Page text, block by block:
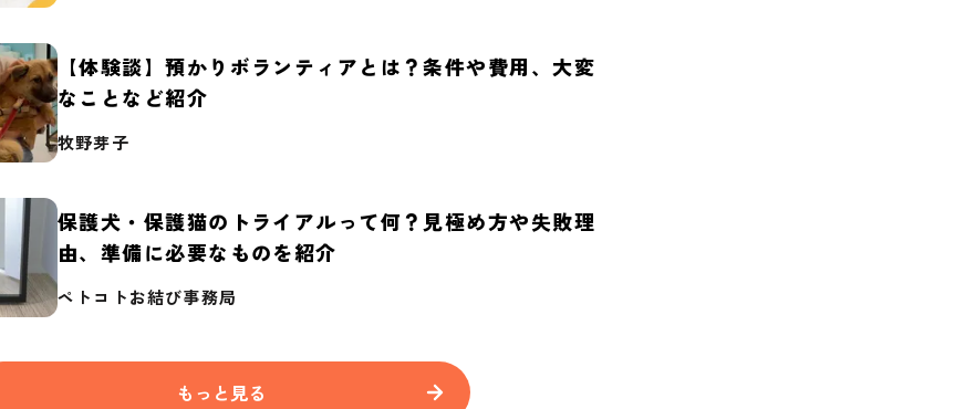
【体験談】預かりボランティアとは？条件や費用、大変
なことなど紹介
牧野芽子
保護犬・保護猫のトライアルって何？見極め方や失敗理
由、準備に必要なものを紹介
ペトコトお結び事務局
もっと見る